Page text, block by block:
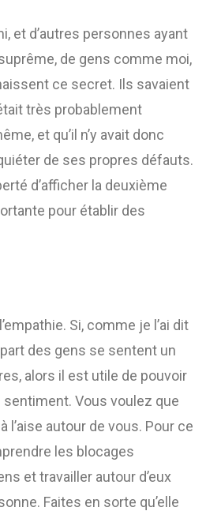
et d’autres personnes ayant
de gens comme moi,
ce secret. Ils savaient
très probablement
et qu’il n’y avait donc
de ses propres défauts.
d’afficher la deuxième
pour établir des
Si, comme je l’ai dit
des gens se sentent un
alors il est utile de pouvoir
sentiment. Vous voulez que
l’aise autour de vous. Pour ce
les blocages
et travailler autour d’eux
Faites en sorte qu’elle